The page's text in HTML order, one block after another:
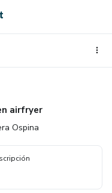
airfryer
Ospina